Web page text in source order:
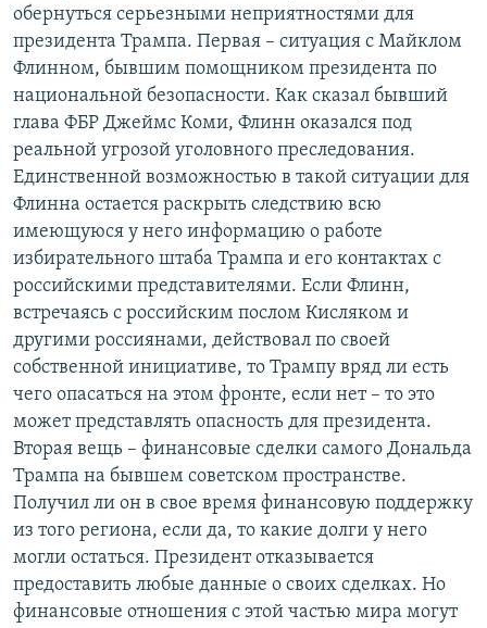
обернуться серьезными неприятностями для
президента Трампа. Первая – ситуация с Майклом
Флинном, бывшим помощником президента по
национальной безопасности. Как сказал бывший
глава ФБР Джеймс Коми, Флинн оказался под
реальной угрозой уголовного преследования.
Единственной возможностью в такой ситуации для
Флинна остается раскрыть следствию всю
имеющуюся у него информацию о работе
избирательного штаба Трампа и его контактах с
российскими представителями. Если Флинн,
встречаясь с российским послом Кисляком и
другими россиянами, действовал по своей
собственной инициативе, то Трампу вряд ли есть
чего опасаться на этом фронте, если нет – то это
может представлять опасность для президента.
Вторая вещь – финансовые сделки самого Дональда
Трампа на бывшем советском пространстве.
Получил ли он в свое время финансовую поддержку
из того региона, если да, то какие долги у него
могли остаться. Президент отказывается
предоставить любые данные о своих сделках. Но
финансовые отношения с этой частью мира могут